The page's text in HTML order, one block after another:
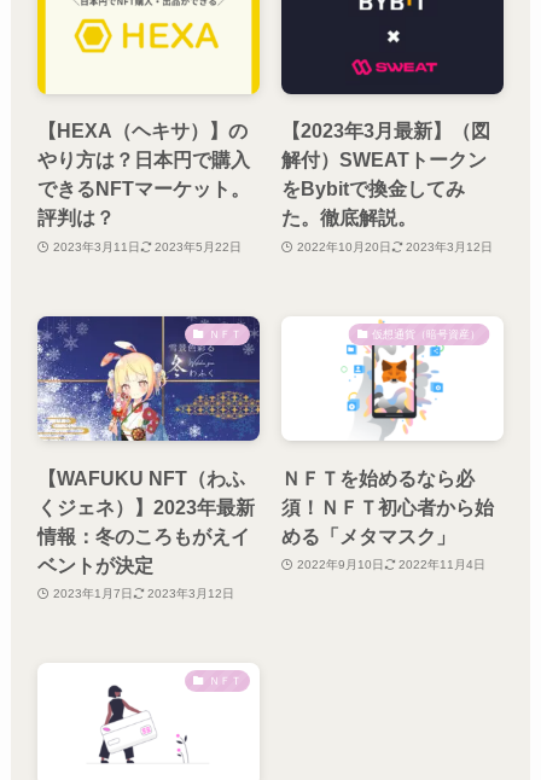
【HEXA（ヘキサ）】の
やり方は？日本円で購入
できるNFTマーケット。
評判は？
2023年3月11日 2023年5月22日
【2023年3月最新】（図
解付）SWEATトークン
をBybitで換金してみ
た。徹底解説。
2022年10月20日 2023年3月12日
ＮＦＴ
【WAFUKU NFT（わふ
くジェネ）】2023年最新
情報：冬のころもがえイ
ベントが決定
2023年1月7日 2023年3月12日
仮想通貨（暗号資産）
ＮＦＴを始めるなら必
須！ＮＦＴ初心者から始
める「メタマスク」
2022年9月10日 2022年11月4日
ＮＦＴ